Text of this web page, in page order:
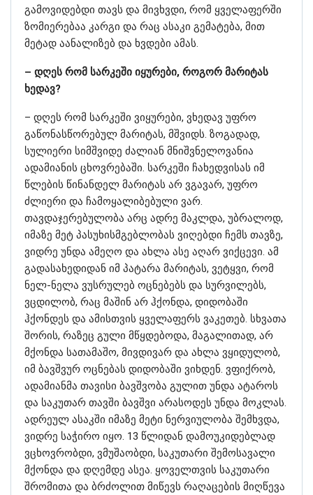
გამოვიდებდი თავს და მივხვდი, რომ ყველაფერში
ზომიერებაა კარგი და რაც ასაკი გემატება, მით
მეტად აანალიზებ და ხვდები ამას.
– დღეს რომ სარკეში იყურები, როგორ მარიტას
ხედავ?
– დღეს რომ სარკეში ვიყურები, ვხედავ უფრო
გაწონასწორებულ მარიტას, მშვიდს. ზოგადად,
სულიერი სიმშვიდე ძალიან მნიშვნელოვანია
ადამიანის ცხოვრებაში. სარკეში ჩახედვისას იმ
წლების წინანდელ მარიტას არ ვგავარ, უფრო
ძლიერი და ჩამოყალიბებული ვარ.
თავდაჯერებულობა არც ადრე მაკლდა, უბრალოდ,
იმაზე მეტ პასუხისმგებლობას ვიღებდი ჩემს თავზე,
ვიდრე უნდა ამეღო და ახლა ასე აღარ ვიქცევი. ამ
გადასახედიდან იმ პატარა მარიტას, ვეტყვი, რომ
ნელ-ნელა ვუსრულებ ოცნებებს და სურვილებს,
ვცდილობ, რაც მაშინ არ ჰქონდა, დიდობაში
ჰქონდეს და ამისთვის ყველაფერს ვაკეთებ. სხვათა
შორის, რაზეც გული მწყდებოდა, მაგალითად, არ
მქონდა სათამაშო, მივდივარ და ახლა ვყიდულობ,
იმ ბავშვურ ოცნებას დიდობაში ვიხდენ. ვფიქრობ,
ადამიანმა თავისი ბავშვობა გულით უნდა ატაროს
და საკუთარ თავში ბავშვი არასოდეს უნდა მოკლას.
ადრეულ ასაკში იმაზე მეტი ნერვიულობა შემხვდა,
ვიდრე საჭირო იყო. 13 წლიდან დამოუკიდებლად
ვცხოვრობდი, ვმუშაობდი, საკუთარი შემოსავალი
მქონდა და დღემდე ასეა. ყოველთვის საკუთარი
შრომითა და ბრძოლით მიწევს რაღაცების მიღწევა